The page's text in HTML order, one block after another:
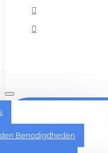
Alles
Benodigdheden